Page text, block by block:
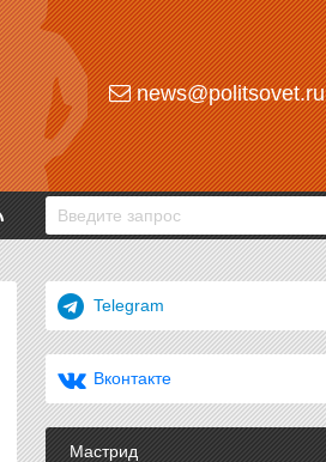
news@politsovet.ru
Telegram
Вконтакте
Мастрид